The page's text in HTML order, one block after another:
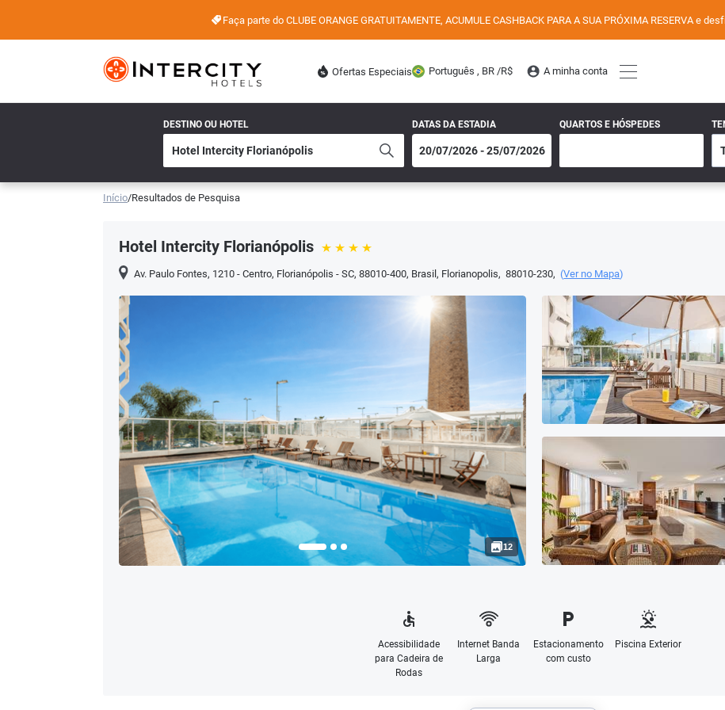
Faça parte do CLUBE ORANGE GRATUITAMENTE, ACUMULE CASHBACK PARA A SUA PRÓXIMA RESERVA e
Ofertas Especiais Português , BR /R$ A minha conta
DESTINO OU HOTEL DATAS DA ESTADIA QUARTOS E HÓSPEDES
Início/Resultados de Pesquisa
Hotel Intercity Florianópolis
Av. Paulo Fontes, 1210 - Centro, Florianópolis - SC, 88010-400, Brasil, Florianopolis, 88010-230, (Ver no Mapa)
12
Acessibilidade
para Cadeira de
Rodas
Internet Banda
Larga
Estacionamento
com custo
Piscina Exterior